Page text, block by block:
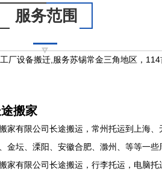
服务范围
厂设备搬迁,服务苏锡常金三角地区，114
搬家
家有限公司长途搬运，常州托运到上海
金坛、溧阳、安徽合肥、滁州、等等一些
家有限公司长途搬运，行李托运，电脑托